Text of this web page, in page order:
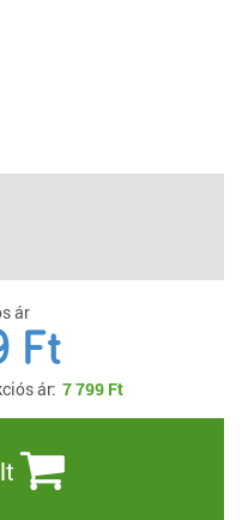
ár
Ft
ár: 7 799 Ft